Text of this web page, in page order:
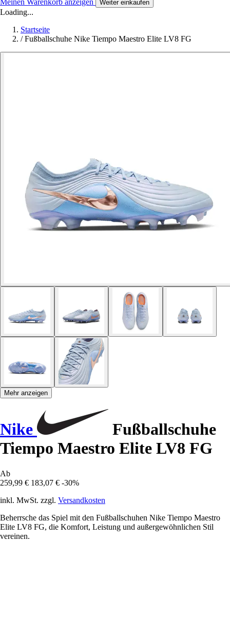
Weiter einkaufen
Loading...
Startseite
/ Fußballschuhe Nike Tiempo Maestro Elite LV8 FG
Mehr anzeigen
Nike
Fußballschuhe
Tiempo Maestro Elite LV8 FG
Ab
259,99 € 183,07 € -30%
inkl. MwSt. zzgl. Versandkosten
Beherrsche das Spiel mit den Fußballschuhen Nike Tiempo Maestro
Elite LV8 FG, die Komfort, Leistung und außergewöhnlichen Stil
vereinen.